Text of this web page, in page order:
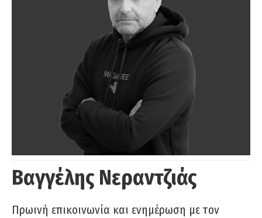
Βαγγέλης Νεραντζιάς
Πρωινή επικοινωνία και ενημέρωση με τον